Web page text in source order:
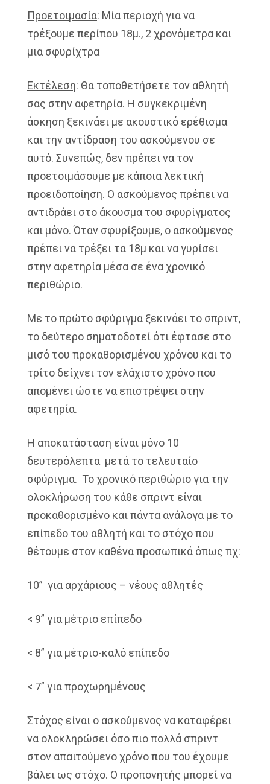
Προετοιμασία: Μία περιοχή για να
τρέξουμε περίπου 18μ., 2 χρονόμετρα και
μια σφυρίχτρα
Εκτέλεση: Θα τοποθετήσετε τον αθλητή
σας στην αφετηρία. Η συγκεκριμένη
άσκηση ξεκινάει με ακουστικό ερέθισμα
και την αντίδραση του ασκούμενου σε
αυτό. Συνεπώς, δεν πρέπει να τον
προετοιμάσουμε με κάποια λεκτική
προειδοποίηση. Ο ασκούμενος πρέπει να
αντιδράει στο άκουσμα του σφυρίγματος
και μόνο. Όταν σφυρίξουμε, ο ασκούμενος
πρέπει να τρέξει τα 18μ και να γυρίσει
στην αφετηρία μέσα σε ένα χρονικό
περιθώριο.
Με το πρώτο σφύριγμα ξεκινάει το σπριντ,
το δεύτερο σηματοδοτεί ότι έφτασε στο
μισό του προκαθορισμένου χρόνου και το
τρίτο δείχνει τον ελάχιστο χρόνο που
απομένει ώστε να επιστρέψει στην
αφετηρία.
Η αποκατάσταση είναι μόνο 10
δευτερόλεπτα μετά το τελευταίο
σφύριγμα. Το χρονικό περιθώριο για την
ολοκλήρωση του κάθε σπριντ είναι
προκαθορισμένο και πάντα ανάλογα με το
επίπεδο του αθλητή και το στόχο που
θέτουμε στον καθένα προσωπικά όπως πχ:
10” για αρχάριους – νέους αθλητές
< 9” για μέτριο επίπεδο
< 8” για μέτριο-καλό επίπεδο
< 7” για προχωρημένους
Στόχος είναι ο ασκούμενος να καταφέρει
να ολοκληρώσει όσο πιο πολλά σπριντ
στον απαιτούμενο χρόνο που του έχουμε
βάλει ως στόχο. Ο προπονητής μπορεί να